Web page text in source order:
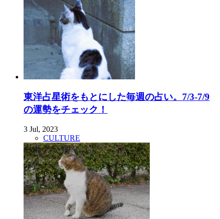
東洋占星術をもとにした毎週の占い。7/3-7/9
の運勢をチェック！
3 Jul, 2023
CULTURE